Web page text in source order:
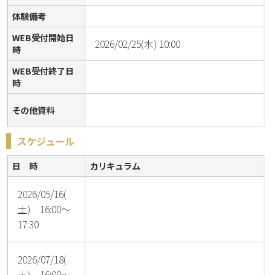
体験備考
WEB受付開始日
時
2026/02/25(水) 10:00
WEB受付終了日
時
その他資料
スケジュール
日 時 カリキュラム
2026/05/16(
土) 16:00～
17:30
2026/07/18(